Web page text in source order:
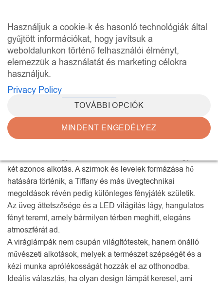
Használjuk a cookie-k és hasonló technológiák által
gyűjtött információkat, hogy javítsuk a
weboldalunkon történő felhasználói élményt,
elemezzük a használatát és marketing célokra
használjuk.
Privacy Policy
TOVÁBBI OPCIÓK
MINDENT ENGEDÉLYEZ
content
KEZDŐLAP / VIRÁG LÁMPÁK
A viráglámpák a természet formavilágát és a modern
két azonos alkotás. A szirmok és levelek formázása hő
hatására történik, a Tiffany és más üvegtechnikai
megoldások révén pedig különleges fényjáték születik.
Az üveg áttetszősége és a LED világítás lágy, hangulatos
fényt teremt, amely bármilyen térben meghitt, elegáns
atmoszférát ad.
A viráglámpák nem csupán világítótestek, hanem önálló
művészeti alkotások, melyek a természet szépségét és a
kézi munka aprólékosságát hozzák el az otthonodba.
Ideális választás, ha olyan design lámpát keresel, ami